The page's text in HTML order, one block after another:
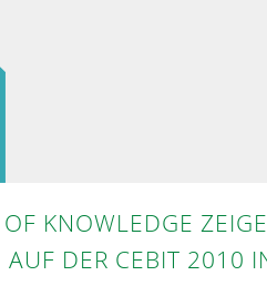
KNOWLEDGE
AUF DER CEBIT 2010